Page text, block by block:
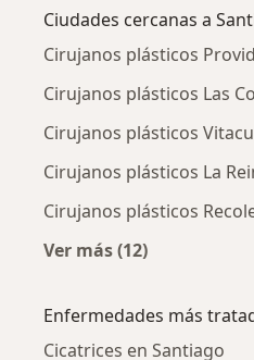
Ciudades cercanas a
Cirujanos plásticos
Cirujanos plásticos Las
Cirujanos plásticos
Cirujanos plásticos La
Cirujanos plásticos
Ver más (12)
Enfermedades más
Cicatrices en Santiago